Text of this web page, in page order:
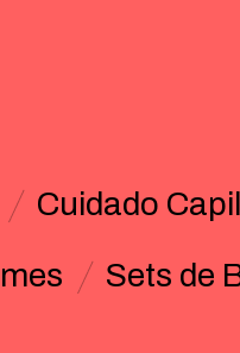
Cuidado
Sets de